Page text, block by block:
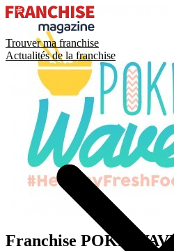
Trouver ma franchise
Actualités de la franchise
Franchise POKE WAVE